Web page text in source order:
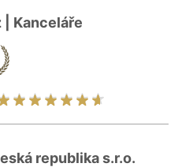
| Kanceláře
republika s.r.o.